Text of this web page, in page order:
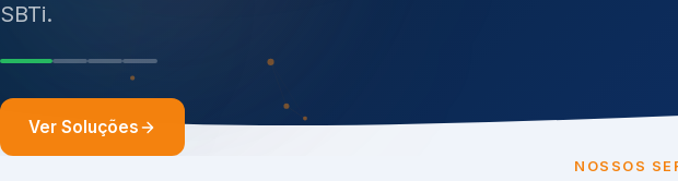
Ver Soluções
NOSSOS